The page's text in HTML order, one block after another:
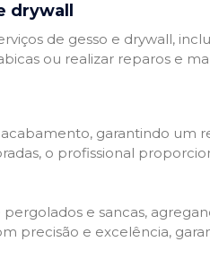
drywall
de gesso e drywall,
ou realizar reparos e
garantindo um
o profissional
e sancas,
precisão e excelência,